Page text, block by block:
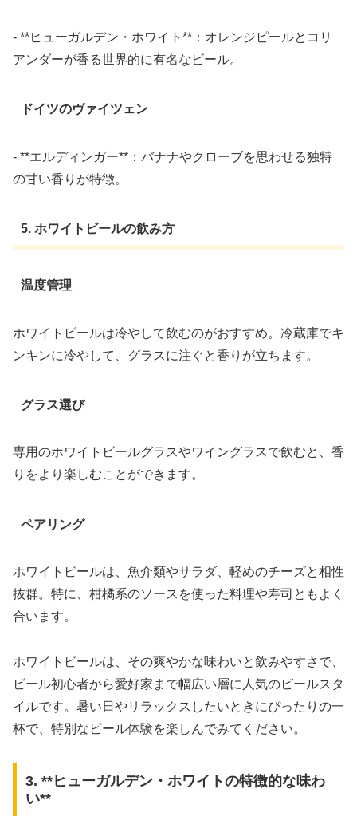
- **ヒューガルデン・ホワイト**：オレンジピールとコリ
アンダーが香る世界的に有名なビール。
ドイツのヴァイツェン
- **エルディンガー**：バナナやクローブを思わせる独特
の甘い香りが特徴。
5. ホワイトビールの飲み方
温度管理
ホワイトビールは冷やして飲むのがおすすめ。冷蔵庫でキ
ンキンに冷やして、グラスに注ぐと香りが立ちます。
グラス選び
専用のホワイトビールグラスやワイングラスで飲むと、香
りをより楽しむことができます。
ペアリング
ホワイトビールは、魚介類やサラダ、軽めのチーズと相性
抜群。特に、柑橘系のソースを使った料理や寿司ともよく
合います。
ホワイトビールは、その爽やかな味わいと飲みやすさで、
ビール初心者から愛好家まで幅広い層に人気のビールスタ
イルです。暑い日やリラックスしたいときにぴったりの一
杯で、特別なビール体験を楽しんでみてください。
3. **ヒューガルデン・ホワイトの特徴的な味わ
い**